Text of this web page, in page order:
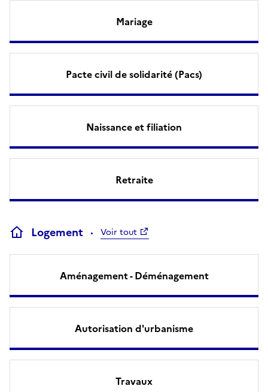
Mariage
Pacte civil de solidarité (Pacs)
Naissance et filiation
Retraite
Logement Voir tout
Aménagement - Déménagement
Autorisation d'urbanisme
Travaux